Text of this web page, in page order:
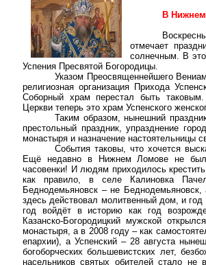
В
отмечает
солнечным. В
Успения Пресвятой Богородицы.
Указом Преосвященнейшего
религиозная организация Прихода
Соборный храм перестал быть
Церкви теперь это храм Успенского
Таким образом, нынешний
престольный праздник, упразднение
монастыря и назначение настоятельницы
События таковы, что хочется
Ещё недавно в Нижнем Ломове не
часовенки! И людям приходилось
как правило, в селе Калиновка
Беднодемьяновск – не
здесь действовал молитвенный дом, и
год войдёт в историю как год
Казанско-Богородицкий мужской
монастыря, а в 2008 году – как
епархии), а Успенский – 28 августа
богоборческих большевистских лет,
насельников святых обителей стало